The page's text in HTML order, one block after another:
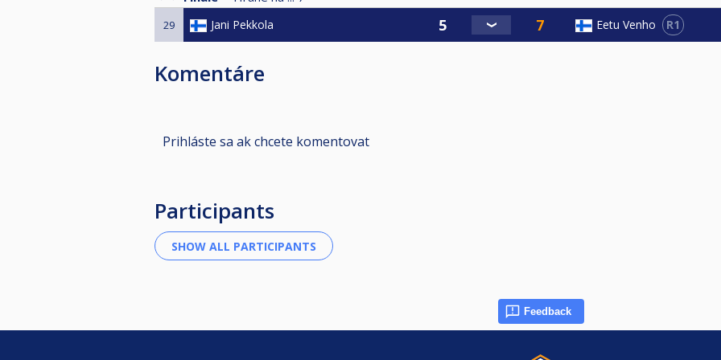
29 Jani Pekkola Eetu Venho R1
Komentáre
Prihláste sa ak chcete komentovat
Participants
Feedback